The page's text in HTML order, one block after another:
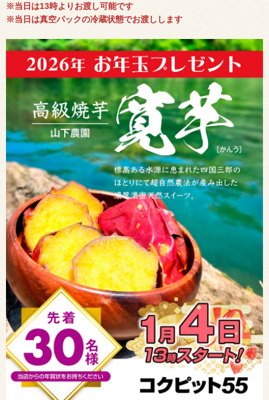
※当日は13時よりお渡し可能です
※当日は真空パックの冷蔵状態でお渡しします